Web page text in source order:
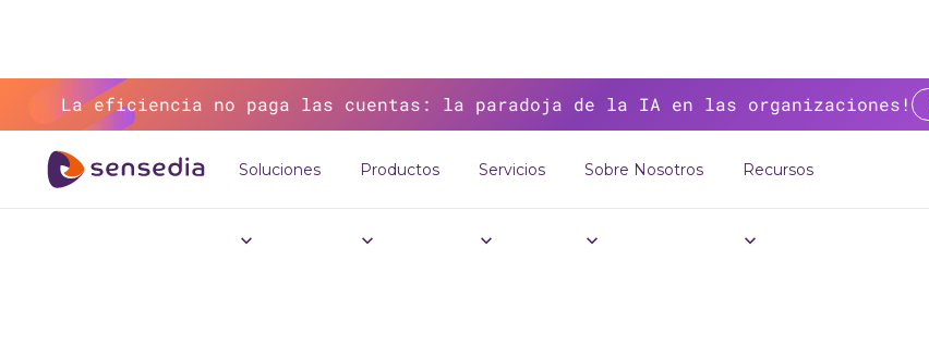
La eficiencia no paga las cuentas: la paradoja de la IA en las organizaciones!
Soluciones Productos Servicios Sobre Nosotros Recursos